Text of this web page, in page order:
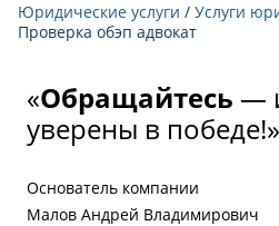
Юридические услуги / Услуги
Проверка обэп адвокат
«Обращайтесь —
уверены в победе!»
Основатель компании
Малов Андрей Владимирович